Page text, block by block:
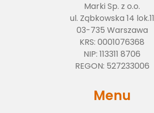
Lokalizacja
Marki Sp. z o.o.
ul. Ząbkowska 14 lok.11
03-735 Warszawa
KRS: 0001076368
NIP: 113311 8706
REGON: 527233006
Menu